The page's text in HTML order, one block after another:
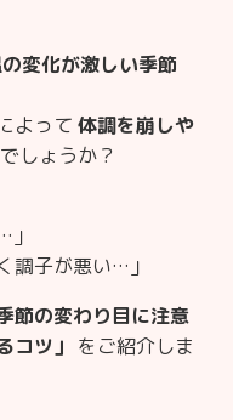
変化が激しい季節
よって 体調を崩しや
しょうか？
調子が悪い…」
節の変わり目に注意
コツ」 をご紹介しま